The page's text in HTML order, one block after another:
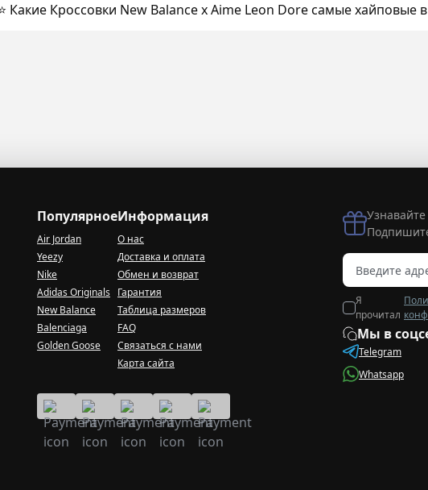
Какие Кроссовки New Balance x Aime Leon Dore самые хайповые в
Популярное
Air Jordan
Yeezy
Nike
Adidas Originals
New Balance
Balenciaga
Golden Goose
Информация
О нас
Доставка и оплата
Обмен и возврат
Гарантия
Таблица размеров
FAQ
Связаться с нами
Карта сайта
Мы в
Telegram
Whatsapp
Я
прочитал